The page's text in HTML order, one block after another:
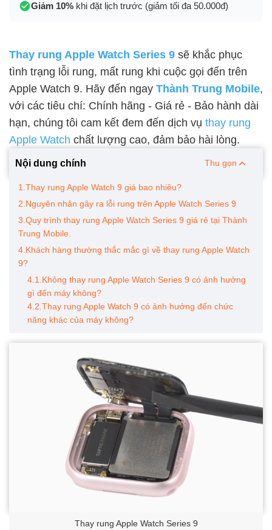
Giảm 10% khi đặt lịch trước (giảm tối đa 50.000đ)
Thay rung Apple Watch Series 9 sẽ khắc phục
tình trạng lỗi rung, mất rung khi cuộc gọi đến trên
Apple Watch 9. Hãy đến ngay Thành Trung Mobile,
với các tiêu chí: Chính hãng - Giá rẻ - Bảo hành dài
hạn, chúng tôi cam kết đem đến dịch vụ thay rung
Apple Watch chất lượng cao, đảm bảo hài lòng.
Nội dung chính Thu gọn
1.Thay rung Apple Watch 9 giá bao nhiêu?
2.Nguyên nhân gây ra lỗi rung trên Apple Watch Series 9
3.Quy trình thay rung Apple Watch Series 9 giá rẻ tại Thành
Trung Mobile.
4.Khách hàng thường thắc mắc gì về thay rung Apple Watch
9?
4.1.Không thay rung Apple Watch Series 9 có ảnh hưởng
gì đến máy không?
4.2.Thay rung Apple Watch 9 có ảnh hưởng đến chức
năng khác của máy không?
Thay rung Apple Watch Series 9